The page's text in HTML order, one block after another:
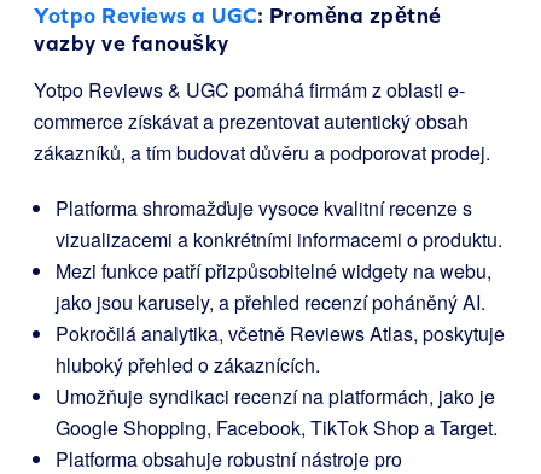
Yotpo Reviews a UGC: Proměna zpětné
vazby ve fanoušky
Yotpo Reviews & UGC pomáhá firmám z oblasti e-
commerce získávat a prezentovat autentický obsah
zákazníků, a tím budovat důvěru a podporovat prodej.
Platforma shromažďuje vysoce kvalitní recenze s
vizualizacemi a konkrétními informacemi o produktu.
Mezi funkce patří přizpůsobitelné widgety na webu,
jako jsou karusely, a přehled recenzí poháněný AI.
Pokročilá analytika, včetně Reviews Atlas, poskytuje
hluboký přehled o zákaznících.
Umožňuje syndikaci recenzí na platformách, jako je
Google Shopping, Facebook, TikTok Shop a Target.
Platforma obsahuje robustní nástroje pro